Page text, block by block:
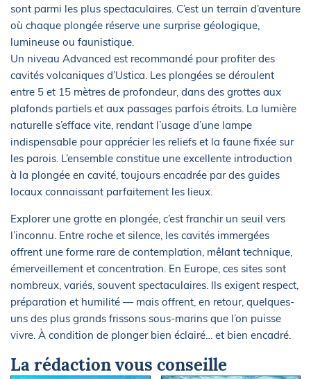
sont parmi les plus spectaculaires. C’est un terrain d’aventure
où chaque plongée réserve une surprise géologique,
lumineuse ou faunistique.
Un niveau Advanced est recommandé pour profiter des
cavités volcaniques d’Ustica. Les plongées se déroulent
entre 5 et 15 mètres de profondeur, dans des grottes aux
plafonds partiels et aux passages parfois étroits. La lumière
naturelle s’efface vite, rendant l’usage d’une lampe
indispensable pour apprécier les reliefs et la faune fixée sur
les parois. L’ensemble constitue une excellente introduction
à la plongée en cavité, toujours encadrée par des guides
locaux connaissant parfaitement les lieux.
Explorer une grotte en plongée, c’est franchir un seuil vers
l’inconnu. Entre roche et silence, les cavités immergées
offrent une forme rare de contemplation, mêlant technique,
émerveillement et concentration. En Europe, ces sites sont
nombreux, variés, souvent spectaculaires. Ils exigent respect,
préparation et humilité — mais offrent, en retour, quelques-
uns des plus grands frissons sous-marins que l’on puisse
vivre. À condition de plonger bien éclairé… et bien encadré.
La rédaction vous conseille